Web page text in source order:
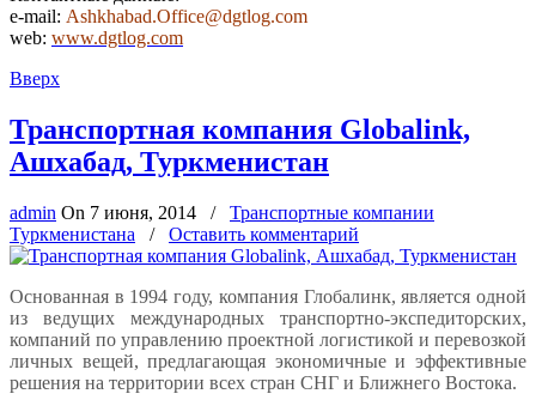
e-mail: Ashkhabad.Office@dgtlog.com
web: www.dgtlog.com
Вверх
Транспортная компания Globalink,
Ашхабад, Туркменистан
admin On 7 июня, 2014 /
Транспортные компании
Туркменистана
/ Оставить комментарий
Основанная в 1994 году, компания Глобалинк, является одной
из ведущих международных транспортно-экспедиторских,
компаний по управлению проектной логистикой и перевозкой
личных вещей, предлагающая экономичные и эффективные
решения на территории всех стран СНГ и Ближнего Востока.